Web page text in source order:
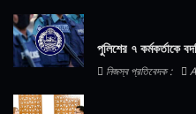
পুলিশের ৭ কর্মকর্তাকে
নিজস্ব প্রতিবেদক :